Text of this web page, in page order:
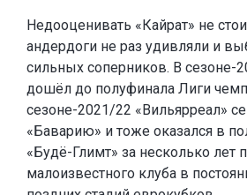
Недооценивать «Кайрат» не
андердоги не раз удивляли и
сильных соперников. В сезоне-
дошёл до полуфинала Лиги
сезоне-2021/22 «Вильярреал»
«Баварию» и тоже оказался в
«Будё-Глимт» за несколько лет
малоизвестного клуба в